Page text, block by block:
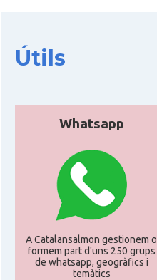
Útils
Whatsapp
A Catalansalmon gestionem o
formem part d'uns 250 grups
de whatsapp, geogràfics i
temàtics